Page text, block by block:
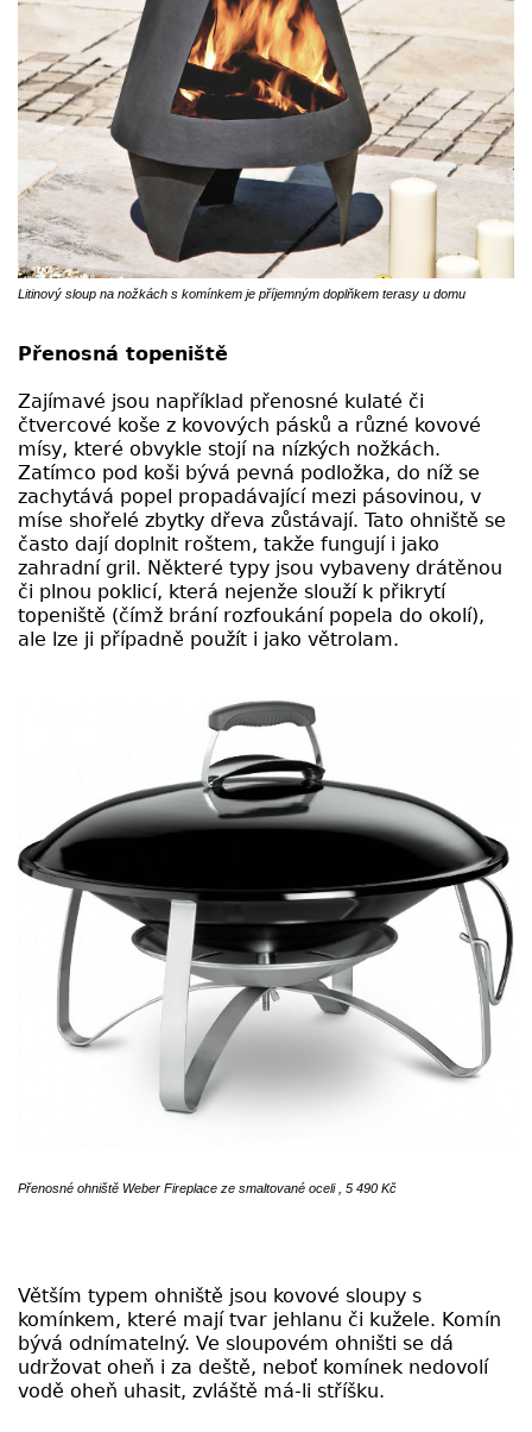
Litinový sloup na nožkách s komínkem je příjemným doplňkem terasy u domu
Přenosná topeniště
Zajímavé jsou například přenosné kulaté či
čtvercové koše z kovových pásků a různé kovové
mísy, které obvykle stojí na nízkých nožkách.
Zatímco pod koši bývá pevná podložka, do níž se
zachytává popel propadávající mezi pásovinou, v
míse shořelé zbytky dřeva zůstávají. Tato ohniště se
často dají doplnit roštem, takže fungují i jako
zahradní gril. Některé typy jsou vybaveny drátěnou
či plnou poklicí, která nejenže slouží k přikrytí
topeniště (čímž brání rozfoukání popela do okolí),
ale lze ji případně použít i jako větrolam.
Přenosné ohniště Weber Fireplace ze smaltované oceli , 5 490 Kč
Větším typem ohniště jsou kovové sloupy s
komínkem, které mají tvar jehlanu či kužele. Komín
bývá odnímatelný. Ve sloupovém ohništi se dá
udržovat oheň i za deště, neboť komínek nedovolí
vodě oheň uhasit, zvláště má-li stříšku.